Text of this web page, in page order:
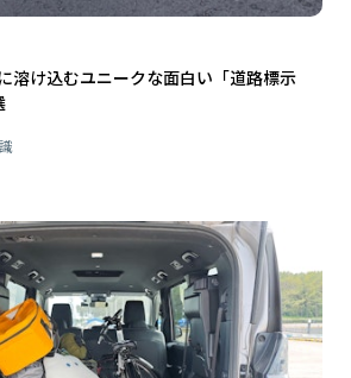
溶け込むユニークな面白い「道路標示